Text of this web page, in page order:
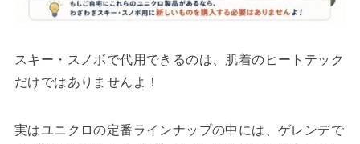
スキー・スノボで代用できるのは、肌着のヒートテック
だけではありませんよ！
実はユニクロの定番ラインナップの中には、ゲレンデで